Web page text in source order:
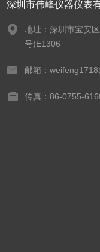
深圳市伟峰仪器仪表
地址：深圳市宝安
号)E1306
邮箱：
传真：86-0755-